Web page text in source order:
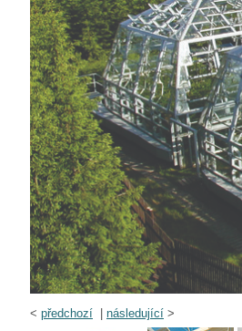
< předchozí následující >